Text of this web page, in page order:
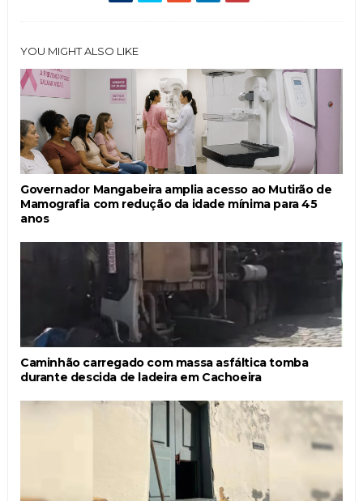
YOU MIGHT ALSO LIKE
Governador Mangabeira amplia acesso ao Mutirão de
Mamografia com redução da idade mínima para 45
anos
Caminhão carregado com massa asfáltica tomba
durante descida de ladeira em Cachoeira